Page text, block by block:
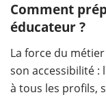
Comment
éducateur ?
La force du
son accessibilité :
à tous les profils,